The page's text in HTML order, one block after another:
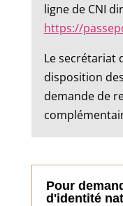
ligne de CNI
https://
Le secrétariat
disposition
demande de
Pour
d'identité